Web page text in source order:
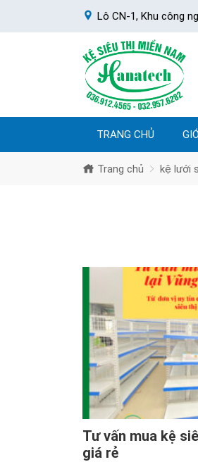
Lô CN-1, Khu công
TRANG CHỦ
Trang chủ kệ lưới
Tư vấn mua kệ
giá rẻ